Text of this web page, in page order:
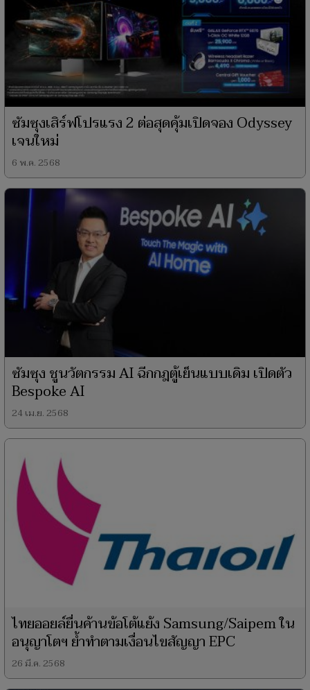
ซัมซุงเสิร์ฟโปรแรง 2 ต่อสุดคุ้มเปิดจอง Odyssey
เจนใหม่
6 พ.ค. 2568
ซัมซุง ชูนวัตกรรม AI ฉีกกฎตู้เย็นแบบเดิม เปิดตัว
Bespoke AI
24 เม.ย. 2568
ไทยออยล์ยื่นค้านข้อโต้แย้ง Samsung/Saipem ใน
อนุญาโตฯ ย้ำทำตามเงื่อนไขสัญญา EPC
26 มี.ค. 2568